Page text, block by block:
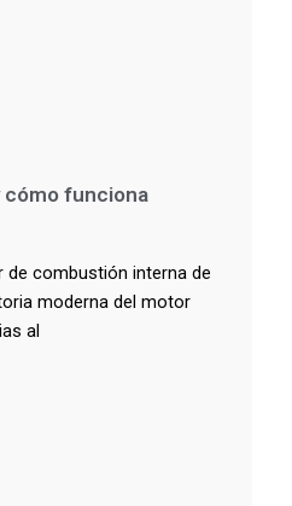
cómo funciona
de combustión interna de
moderna del motor
al